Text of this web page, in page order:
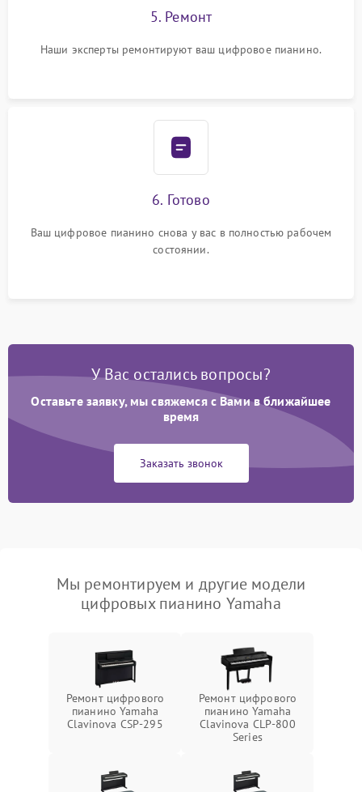
5. Ремонт
Наши эксперты ремонтируют ваш цифровое пианино.
6. Готово
Ваш цифровое пианино снова у вас в полностью рабочем
состоянии.
У Вас остались вопросы?
Оставьте заявку, мы свяжемся с Вами в ближайшее
время
Заказать звонок
Мы ремонтируем и другие модели
цифровых пианино Yamaha
Ремонт цифрового
пианино Yamaha
Clavinova CSP-295
Ремонт цифрового
пианино Yamaha
Clavinova CLP-800
Series